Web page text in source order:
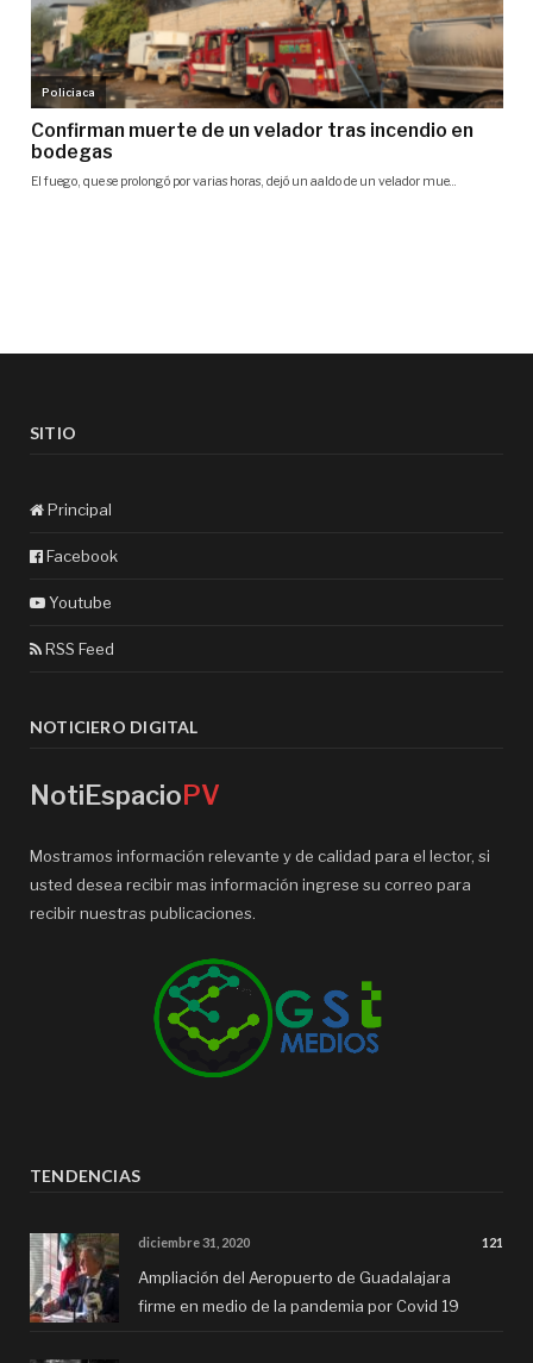
SITIO
Principal
Facebook
Youtube
RSS Feed
NOTICIERO DIGITAL
NotiEspacio PV
Mostramos información relevante y de calidad para el lector, si
usted desea recibir mas información ingrese su correo para
recibir nuestras publicaciones.
TENDENCIAS
diciembre 31, 2020 121
Ampliación del Aeropuerto de Guadalajara
firme en medio de la pandemia por Covid 19